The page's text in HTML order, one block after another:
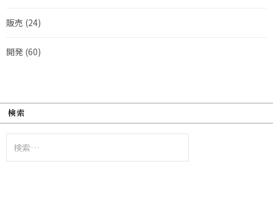
販売 (24)
開発 (60)
検索
索: